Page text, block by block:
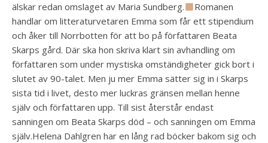
älskar redan omslaget av Maria Sundberg.
Romanen
handlar om litteraturvetaren Emma som får ett stipendium
och åker till Norrbotten för att bo på författaren Beata
Skarps gård. Där ska hon skriva klart sin avhandling om
författaren som under mystiska omständigheter gick bort i
slutet av 90-talet. Men ju mer Emma sätter sig in i Skarps
sista tid i livet, desto mer luckras gränsen mellan henne
själv och författaren upp. Till sist återstår endast
sanningen om Beata Skarps död – och sanningen om Emma
själv.Helena Dahlgren har en lång rad böcker bakom sig och